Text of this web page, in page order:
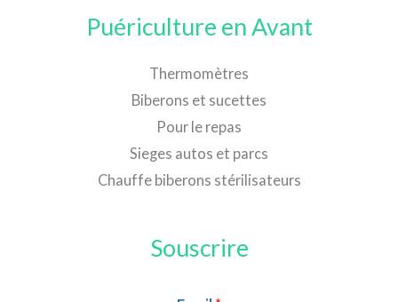
Puériculture en Avant
Thermomètres
Biberons et sucettes
Pour le repas
Sieges autos et parcs
Chauffe biberons stérilisateurs
Souscrire